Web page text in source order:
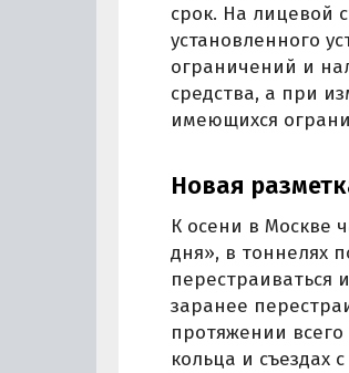
срок. На лицевой
установленного
ограничений и
средства, а при
имеющихся
Новая
К осени в Москве
дня», в тоннелях
перестраиваться
заранее
протяжении всего
кольца и съездах